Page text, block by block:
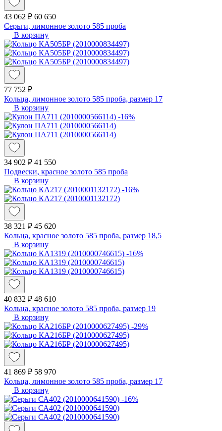
43 062 ₽ 60 650
Серьги, лимонное золото 585 проба
В корзину
77 752 ₽
Кольца, лимонное золото 585 проба, размер 17
В корзину
-16%
34 902 ₽ 41 550
Подвески, красное золото 585 проба
В корзину
-16%
38 321 ₽ 45 620
Кольца, красное золото 585 проба, размер 18,5
В корзину
-16%
40 832 ₽ 48 610
Кольца, красное золото 585 проба, размер 19
В корзину
-29%
41 869 ₽ 58 970
Кольца, лимонное золото 585 проба, размер 17
В корзину
-16%